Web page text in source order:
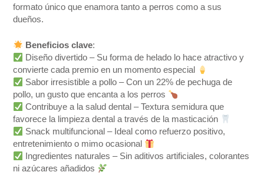
formato único que enamora tanto a perros como a sus
dueños.
Beneficios clave:
Diseño divertido – Su forma de helado lo hace atractivo y
convierte cada premio en un momento especial
Sabor irresistible a pollo – Con un 22% de pechuga de
pollo, un gusto que encanta a los perros
Contribuye a la salud dental – Textura semidura que
favorece la limpieza dental a través de la masticación
Snack multifuncional – Ideal como refuerzo positivo,
entretenimiento o mimo ocasional
Ingredientes naturales – Sin aditivos artificiales, colorantes
ni azúcares añadidos